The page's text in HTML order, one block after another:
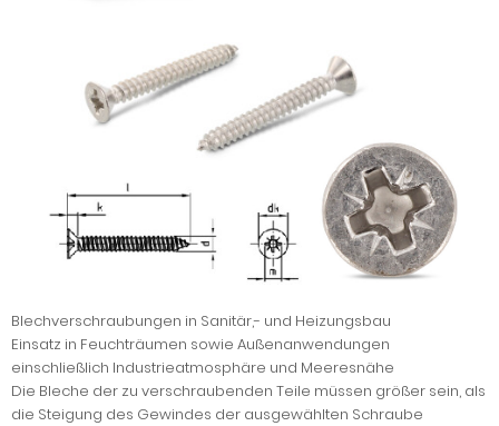
Blechverschraubungen in Sanitär,- und Heizungsbau
Einsatz in Feuchträumen sowie Außenanwendungen
einschließlich Industrieatmosphäre und Meeresnähe
Die Bleche der zu verschraubenden Teile müssen größer sein, als
die Steigung des Gewindes der ausgewählten Schraube